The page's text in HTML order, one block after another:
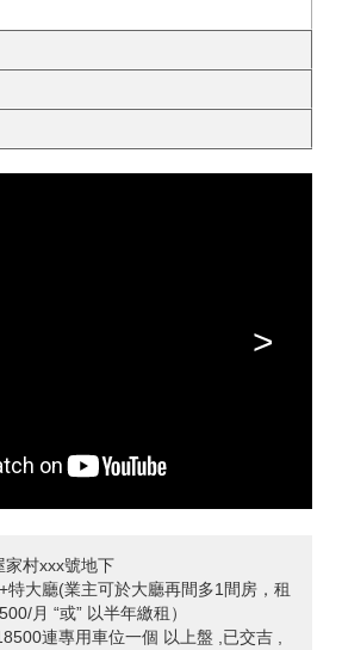
>
家村xxx號地下
特大廳(業主可於大廳再間多1間房，租
月 “或” 以半年繳租）
連專用車位一個 以上盤 ,已交吉 ,